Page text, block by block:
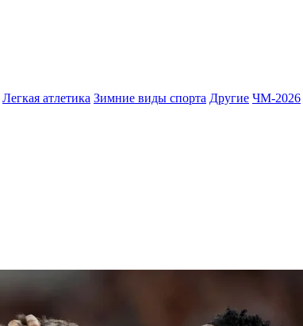
Легкая атлетика Зимние виды спорта Другие ЧМ-2026